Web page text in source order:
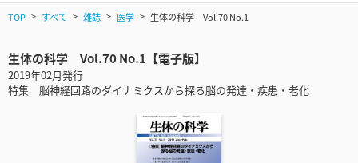
TOP すべて 雑誌 医学 生体の科学 Vol.70 No.1
生体の科学 Vol.70 No.1【電子版】
2019年02月発行
特集 脳神経回路のダイナミクスから探る脳の発達・疾患・老化